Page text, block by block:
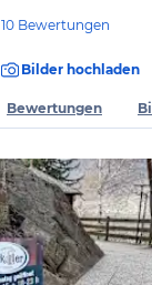
10 Bewertungen
Bilder hochladen
Bewertungen